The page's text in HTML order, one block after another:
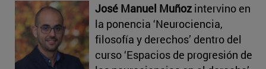
José Manuel Muñoz intervino en
la ponencia ‘Neurociencia,
filosofía y derechos’ dentro del
curso ‘Espacios de progresión de